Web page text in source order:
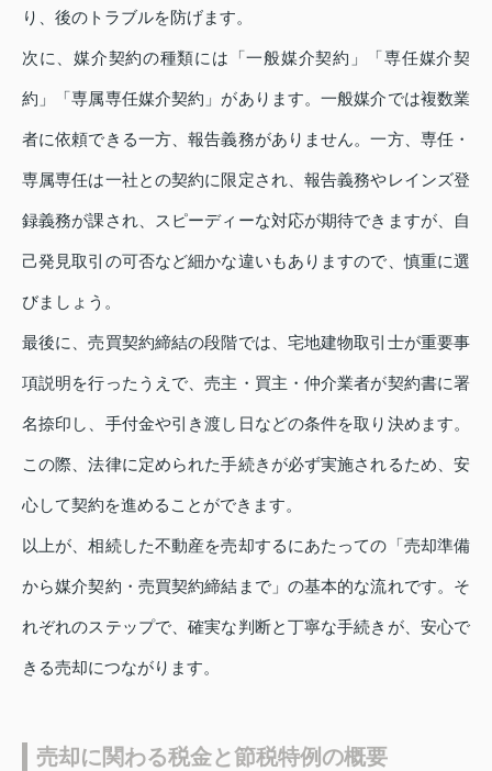
り、後のトラブルを防げます。
次に、媒介契約の種類には「一般媒介契約」「専任媒介契
約」「専属専任媒介契約」があります。一般媒介では複数業
者に依頼できる一方、報告義務がありません。一方、専任・
専属専任は一社との契約に限定され、報告義務やレインズ登
録義務が課され、スピーディーな対応が期待できますが、自
己発見取引の可否など細かな違いもありますので、慎重に選
びましょう。
最後に、売買契約締結の段階では、宅地建物取引士が重要事
項説明を行ったうえで、売主・買主・仲介業者が契約書に署
名捺印し、手付金や引き渡し日などの条件を取り決めます。
この際、法律に定められた手続きが必ず実施されるため、安
心して契約を進めることができます。
以上が、相続した不動産を売却するにあたっての「売却準備
から媒介契約・売買契約締結まで」の基本的な流れです。そ
れぞれのステップで、確実な判断と丁寧な手続きが、安心で
きる売却につながります。
売却に関わる税金と節税特例の概要